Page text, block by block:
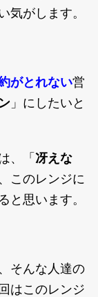
気がします。
がとれない営
」にしたいと
、「 冴えな
このレンジに
と思います。
そんな人達の
はこのレンジ